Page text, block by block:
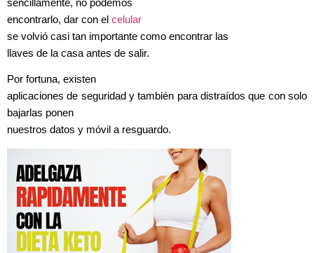
sencillamente, no podemos
encontrarlo, dar con el celular
se volvió casi tan importante como encontrar las
llaves de la casa antes de salir.
Por fortuna, existen
aplicaciones de seguridad y también para distraídos que con solo
bajarlas ponen
nuestros datos y móvil a resguardo.